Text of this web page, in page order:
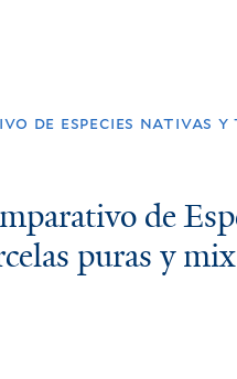
de especies nativas
de
puras y mix